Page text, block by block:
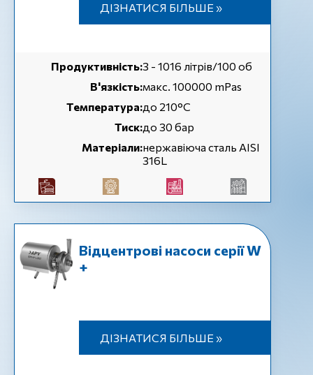
ДІЗНАТИСЯ БІЛЬШЕ »
Продуктивність:3 - 1016 літрів/100 об
В'язкість:макс. 100000 mPas
Температура:до 210°C
Тиск:до 30 бар
Матеріали:нержавіюча сталь AISI
316L
Відцентрові насоси серії W
+
ДІЗНАТИСЯ БІЛЬШЕ »